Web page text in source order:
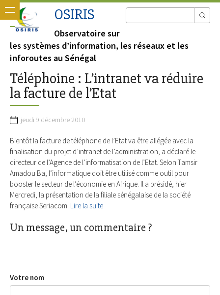
OSIRIS
Observatoire sur
les systèmes d’information, les réseaux et les
inforoutes au Sénégal
Téléphoine : L’intranet va réduire
la facture de l’Etat
jeudi 9 décembre 2010
Bientôt la facture de téléphone de l’Etat va être allégée avec la
finalisation du projet d’intranet de l’administration, a déclaré le
directeur de l’Agence de l’informatisation de l’Etat. Selon Tamsir
Amadou Ba, l’informatique doit être utilisé comme outil pour
booster le secteur de l’économie en Afrique. Il a présidé, hier
Mercredi, la présentation de la filiale sénégalaise de la société
française Seriacom. Lire la suite
Un message, un commentaire ?
Votre nom